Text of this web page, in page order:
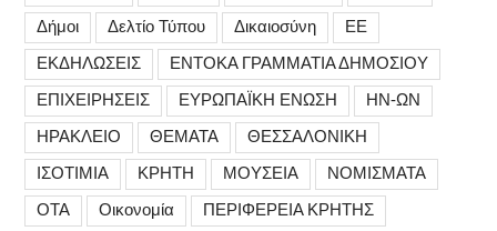
Δήμοι
Δελτίο Τύπου Δικαιοσύνη
ΕΕ
ΕΚΔΗΛΩΣΕΙΣ
ΕΝΤΟΚΑ ΓΡΑΜΜΑΤΙΑ ΔΗΜΟΣΙΟΥ
ΕΠΙΧΕΙΡΗΣΕΙΣ
ΕΥΡΩΠΑΪΚΗ ΕΝΩΣΗ
ΗΝ-ΩΝ
ΗΡΑΚΛΕΙΟ
ΘΕΜΑΤΑ
ΘΕΣΣΑΛΟΝΙΚΗ
ΙΣΟΤΙΜΙΑ
ΚΡΗΤΗ ΜΟΥΣΕΙΑ
ΝΟΜΙΣΜΑΤΑ
ΟΤΑ
Οικονομία
ΠΕΡΙΦΕΡΕΙΑ ΚΡΗΤΗΣ